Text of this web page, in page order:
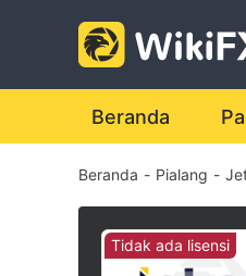
Beranda
Beranda - Pialang -
Tidak ada lisensi